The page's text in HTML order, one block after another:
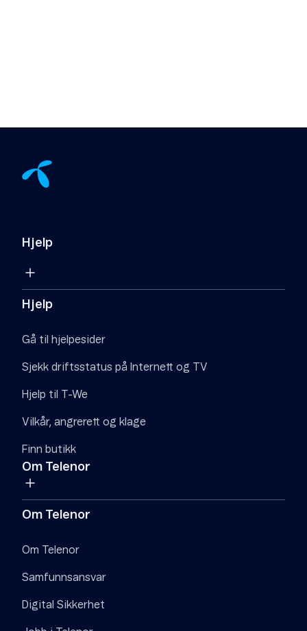
Hjelp
Hjelp
Gå til hjelpesider
Sjekk driftsstatus på Internett og TV
Hjelp til T-We
Vilkår, angrerett og klage
Finn butikk
Om Telenor
Om Telenor
Om Telenor
Samfunnsansvar
Digital Sikkerhet